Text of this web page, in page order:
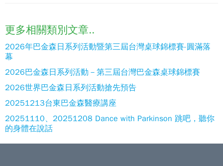
更多相關類別文章..
2026年巴金森日系列活動暨第三屆台灣桌球錦標賽-圓滿落
幕
2026巴金森日系列活動－第三屆台灣巴金森桌球錦標賽
2026世界巴金森日系列活動搶先預告
20251213台東巴金森醫療講座
20251110、20251208 Dance with Parkinson 跳吧，聽你
的身體在說話